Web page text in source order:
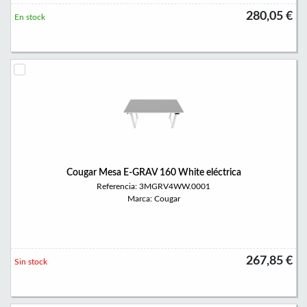
280,05 €
En stock
Cougar Mesa E-GRAV 160 White eléctrica
Referencia: 3MGRV4WW.0001
Marca: Cougar
267,85 €
Sin stock